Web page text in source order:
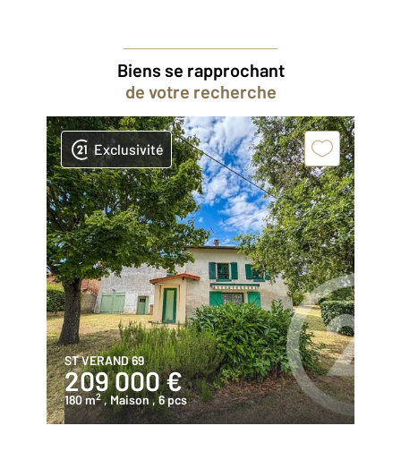
Biens se rapprochant
de votre recherche
Exclusivité
ST VERAND 69
209 000 €
180 m2 , Maison, 6 pcs